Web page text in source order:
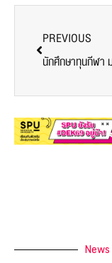
PREVIOUS
News